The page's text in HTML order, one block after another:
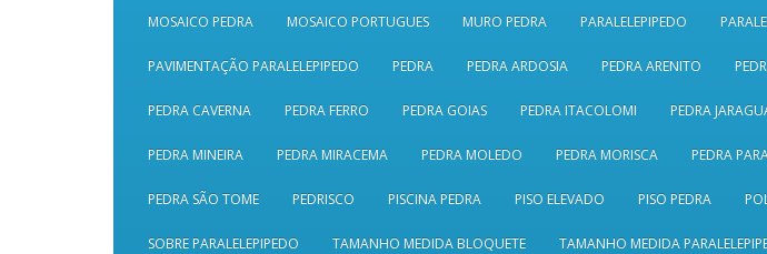
MOSAICO PEDRA MOSAICO PORTUGUES MURO PEDRA PARALELEPIPEDO
PAVIMENTAÇÃO PARALELEPIPEDO PEDRA PEDRA ARDOSIA PEDRA ARENITO
PEDRA CAVERNA PEDRA FERRO PEDRA GOIAS PEDRA ITACOLOMI PEDRA
PEDRA MINEIRA PEDRA MIRACEMA PEDRA MOLEDO PEDRA MORISCA PEDRA
PEDRA SÃO TOME PEDRISCO PISCINA PEDRA PISO ELEVADO PISO PEDRA
SOBRE PARALELEPIPEDO TAMANHO MEDIDA BLOQUETE TAMANHO MEDIDA